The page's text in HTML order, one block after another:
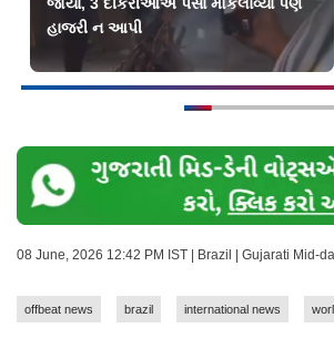
જોયા, 3 દીકરીઓએ પૈસા મોકલાવ્યા પણ
હાજરી ન આપી
08 June, 2026 12:42 PM IST | Brazil | Gujarati Mid-
offbeat news brazil international news